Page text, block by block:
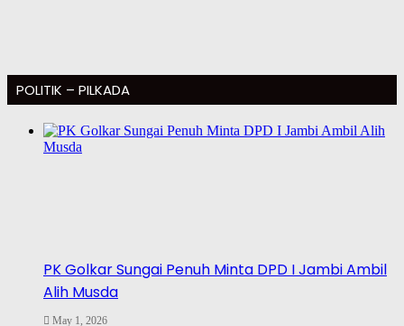
POLITIK – PILKADA
PK Golkar Sungai Penuh Minta DPD I Jambi Ambil
Alih Musda
May 1, 2026